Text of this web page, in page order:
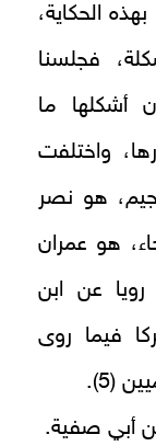
الحكاية،
فجلسنا
أشكلها ما
واختلفت
هو نصر
هو عمران
عن ابن
فيما روى
(5).
أبي صفية.